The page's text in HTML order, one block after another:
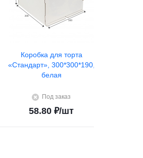
Коробка для торта
«Стандарт», 300*300*190,
белая
Под заказ
58.80 ₽/шт